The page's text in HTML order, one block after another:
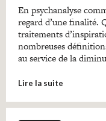
En psychanalyse
regard d’une finalité.
traitements
nombreuses
au service de la
Lire la suite